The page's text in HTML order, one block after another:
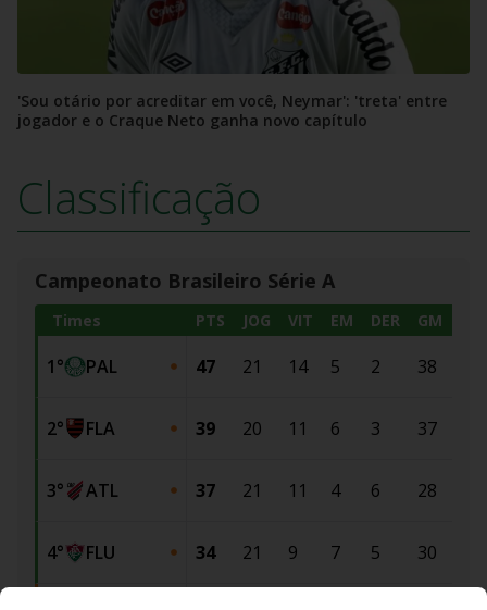
'Sou otário por acreditar em você, Neymar': 'treta' entre
jogador e o Craque Neto ganha novo capítulo
Classificação
Campeonato Brasileiro Série A
Times PTS JOG VIT EM DER GM
1° PAL 47 21 14 5 2 38
2° FLA 39 20 11 6 3 37
3° ATL 37 21 11 4 6 28
4° FLU 34 21 9 7 5 30